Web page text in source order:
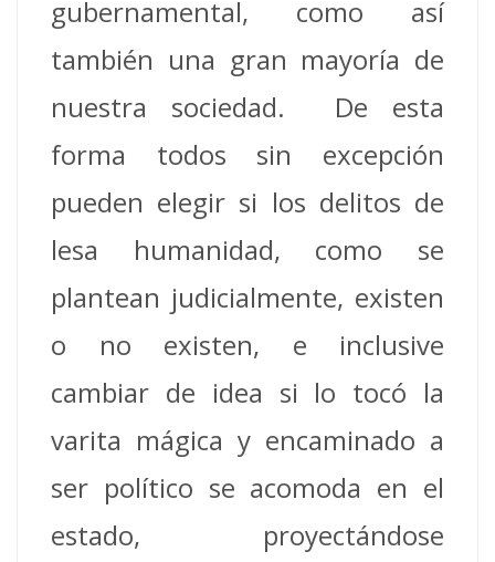
gubernamental, como así
también una gran mayoría de
nuestra sociedad. De esta
forma todos sin excepción
pueden elegir si los delitos de
lesa humanidad, como se
plantean judicialmente, existen
o no existen, e inclusive
cambiar de idea si lo tocó la
varita mágica y encaminado a
ser político se acomoda en el
estado, proyectándose